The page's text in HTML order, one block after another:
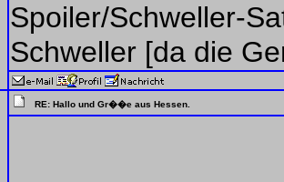
Spoiler/Schweller-
Schweller [da die
RE: Hallo und Gr��e aus Hessen.